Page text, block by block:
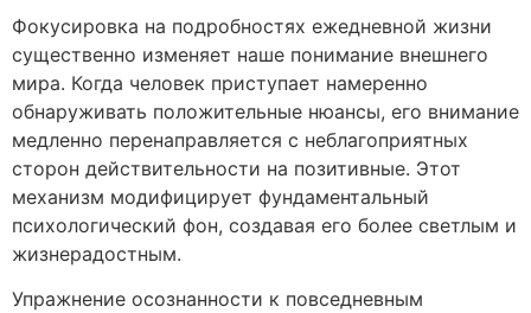
Фокусировка на подробностях ежедневной жизни
существенно изменяет наше понимание внешнего
мира. Когда человек приступает намеренно
обнаруживать положительные нюансы, его внимание
медленно перенаправляется с неблагоприятных
сторон действительности на позитивные. Этот
механизм модифицирует фундаментальный
психологический фон, создавая его более светлым и
жизнерадостным.
Упражнение осознанности к повседневным